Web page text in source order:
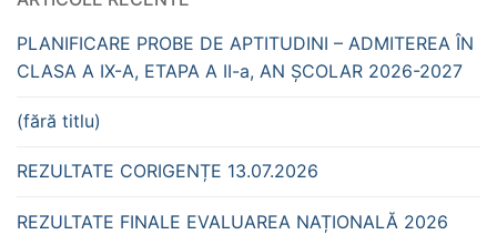
PLANIFICARE PROBE DE APTITUDINI – ADMITEREA ÎN
CLASA A IX-A, ETAPA A II-a, AN ȘCOLAR 2026-2027
(fără titlu)
REZULTATE CORIGENȚE 13.07.2026
REZULTATE FINALE EVALUAREA NAȚIONALĂ 2026